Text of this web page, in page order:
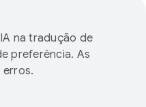
na tradução de
preferência. As